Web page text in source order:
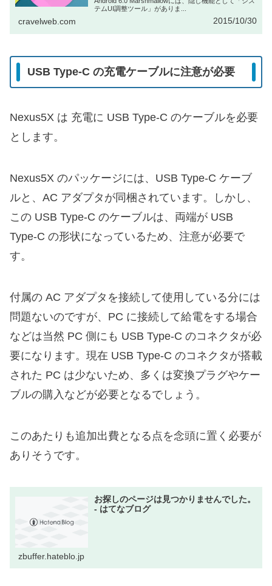
テムUI調整ツール」がありま...
cravelweb.com 2015/10/30
USB Type-C の充電ケーブルに注意が必要
Nexus5X は 充電に USB Type-C のケーブルを必要
とします。
Nexus5X のパッケージには、USB Type-C ケーブ
ルと、AC アダプタが同梱されています。しかし、
この USB Type-C のケーブルは、両端が USB
Type-C の形状になっているため、注意が必要で
す。
付属の AC アダプタを接続して使用している分には
問題ないのですが、PC に接続して給電をする場合
などは当然 PC 側にも USB Type-C のコネクタが必
要になります。現在 USB Type-C のコネクタが搭載
された PC は少ないため、多くは変換プラグやケー
ブルの購入などが必要となるでしょう。
このあたりも追加出費となる点を念頭に置く必要が
ありそうです。
お探しのページは見つかりませんでした。
- はてなブログ
zbuffer.hateblo.jp